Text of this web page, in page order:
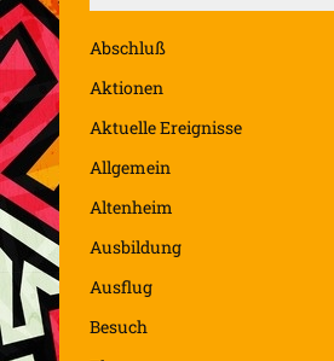
Abschluß
Aktionen
Aktuelle Ereignisse
Allgemein
Altenheim
Ausbildung
Ausflug
Besuch